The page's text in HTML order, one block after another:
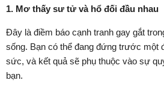
1. Mơ thấy sư tử và hổ đối đầu nhau
Đây là điềm báo cạnh tranh gay gắt
sống. Bạn có thể đang đứng trước một
sức, và kết quả sẽ phụ thuộc vào sự
bạn.